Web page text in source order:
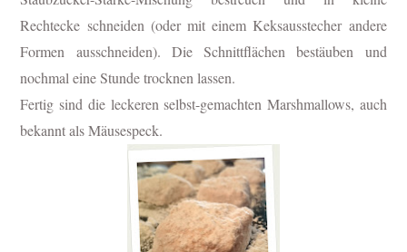
Rechtecke schneiden (oder mit einem Keksausstecher andere
Formen ausschneiden). Die Schnittflächen bestäuben und
nochmal eine Stunde trocknen lassen.
Fertig sind die leckeren selbst-gemachten Marshmallows, auch
bekannt als Mäusespeck.